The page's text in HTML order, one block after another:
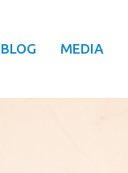
BLOG MEDIA